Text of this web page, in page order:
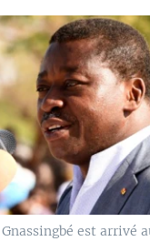
est arrivé